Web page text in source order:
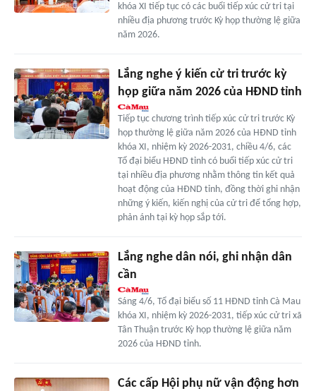
khóa XI tiếp tục có các buổi tiếp xúc cử tri tại
nhiều địa phương trước Kỳ họp thường lệ giữa
năm 2026.
Lắng nghe ý kiến cử tri trước kỳ
họp giữa năm 2026 của HĐND tỉnh
Tiếp tục chương trình tiếp xúc cử tri trước Kỳ
họp thường lệ giữa năm 2026 của HĐND tỉnh
khóa XI, nhiệm kỳ 2026-2031, chiều 4/6, các
Tổ đại biểu HĐND tỉnh có buổi tiếp xúc cử tri
tại nhiều địa phương nhằm thông tin kết quả
hoạt động của HĐND tỉnh, đồng thời ghi nhận
những ý kiến, kiến nghị của cử tri để tổng hợp,
phản ánh tại kỳ họp sắp tới.
Lắng nghe dân nói, ghi nhận dân
cần
Sáng 4/6, Tổ đại biểu số 11 HĐND tỉnh Cà Mau
khóa XI, nhiệm kỳ 2026-2031, tiếp xúc cử tri xã
Tân Thuận trước Kỳ họp thường lệ giữa năm
2026 của HĐND tỉnh.
Các cấp Hội phụ nữ vận động hơn